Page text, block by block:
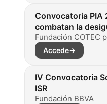
Convocatoria
combatan la
Fundación COTEC
Accede→
IV Convocatoria
ISR
Fundación BBVA